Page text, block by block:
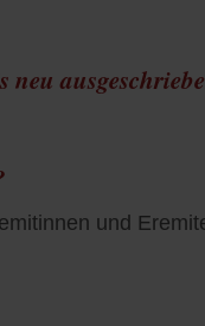
und